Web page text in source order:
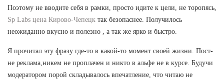
Поэтому не вводите себя в рамки, просто идите к цели, не торопясь,
Sp Labs цена Кирово-Чепецк так безопаснее. Получилось
неожиданно вкусно и полезно , а так же ярко и быстро.
Я прочитал эту фразу где-то в какой-то момент своей жизни. Пост-
не реклама,никем не проплачен и никто в альфе не в курсе. Будучи
модератором порой складывалось впечатление, что читаю не